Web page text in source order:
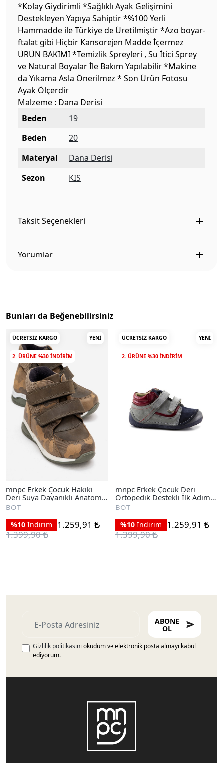
*Kolay Giydirimli *Sağlıklı Ayak Gelişimini
Destekleyen Yapıya Sahiptir *%100 Yerli
Hammadde ile Türkiye de Üretilmiştir *Azo boyar-
ftalat gibi Hiçbir Kansorejen Madde İçermez
ÜRÜN BAKIMI *Temizlik Spreyleri , Su İtici Sprey
ve Natural Boyalar İle Bakım Yapılabilir *Makine
da Yıkama Asla Önerilmez * Son Ürün Fotosu
Ayak Ölçerdir
Malzeme : Dana Derisi
Beden
19
Beden
20
Materyal
Dana Derisi
Sezon
KIS
Taksit Seçenekleri
Yorumlar
Bunları da Beğenebilirsiniz
ÜCRETSIZ KARGO YENI
2. ÜRÜNE %30 INDIRIM
mnpc Erkek Çocuk Hakiki
Deri Suya Dayanıklı Anatomik
İlk Adım Bot
BOT
%10 İndirim
1.259,91
1.399,90
ÜCRETSIZ KARGO YENI
2. ÜRÜNE %30 INDIRIM
mnpc Erkek Çocuk Deri
Ortopedik Destekli İlk Adım
Bot
BOT
%10 İndirim
1.259,91
1.399,90
ABONE
OL
Gizlilik politikasını okudum ve elektronik posta almayı kabul
ediyorum.